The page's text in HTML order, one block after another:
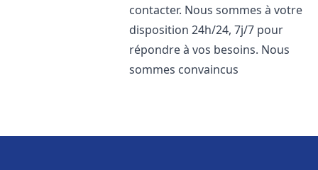
contacter. Nous sommes à votre
disposition 24h/24, 7j/7 pour
répondre à vos besoins. Nous
sommes convaincus